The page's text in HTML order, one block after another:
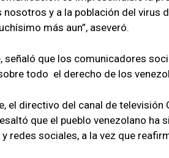
nosotros y a la población del virus
más aun”, aseveró.
señaló que los comunicadores
todo el derecho de los
el directivo del canal de televisión
que el pueblo venezolano
redes sociales, a la vez que